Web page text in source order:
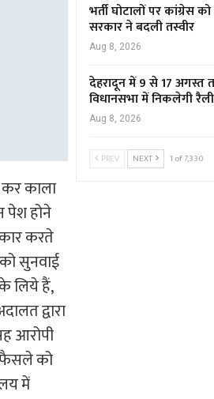
काला
पेश होने
करते
सुनवाई
लिये हैं,
द्वारा
आरोपी
फैसले को
में
भर्ती घोटालों पर कांग्रेस
सरकार ने बदली तस्वीर
Aug 8, 2026
देहरादून में 9 से 17 अगस्त
विधानसभा में निकलेगी रैली
Aug 8, 2026
PREV NEXT 1 of 7,330